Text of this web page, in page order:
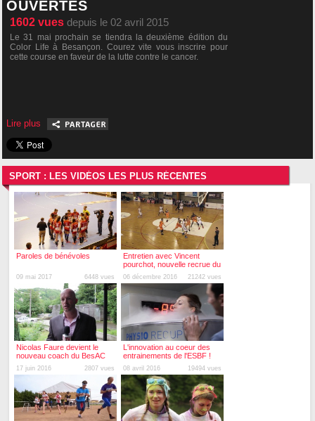
OUVERTES
1602 vues depuis le 02 avril 2015
Le 31 mai prochain se tiendra la deuxième édition du
Color Life à Besançon. Courez vite vous inscrire pour
cette course en faveur de la lutte contre le cancer.
Lire plus
SPORT : LES VIDÉOS LES PLUS RÉCENTES
Paroles de bénévoles
09 mai 2017 6448 vues
Entretien avec Vincent
pourchot, nouvelle recrue du
BesAC
06 décembre 2016 21242 vues
Nicolas Faure devient le
nouveau coach du BesAC
17 juin 2016 2807 vues
L'innovation au coeur des
entrainements de l'ESBF !
08 avril 2016 19494 vues